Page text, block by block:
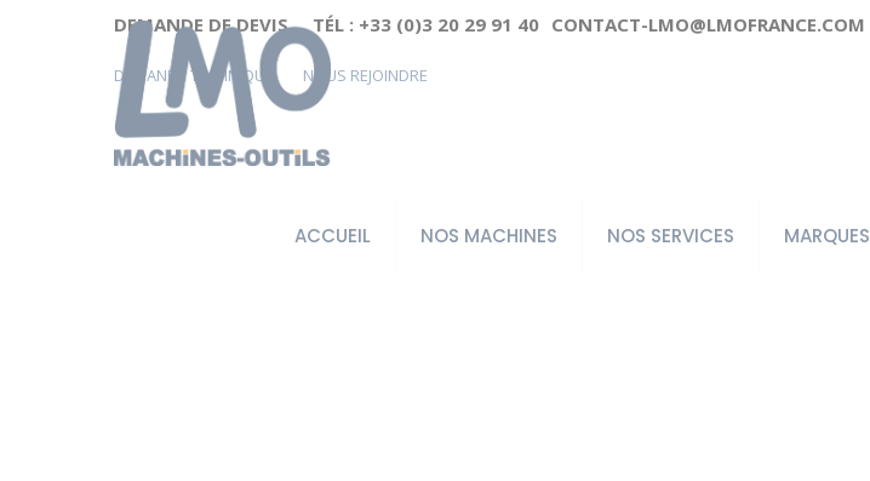
DEMANDE DE DEVIS TÉL : +33 (0)3 20 29 91 40 CONTACT-LMO@LMOFRANCE.COM
DEMANDE TECHNIQUE NOUS REJOINDRE
ACCUEIL NOS MACHINES NOS SERVICES MARQUES
Cookies management panel